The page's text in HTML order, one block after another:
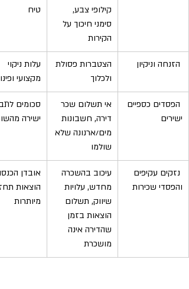
קילופי צבע,
סימני חיכוך על
הקירות
טיח
הצטברות פסולת
ולכלוך
עלות ניקוי
מקצועי
הפסדים כספיים
ישירים
אי תשלום שכר
דירה, חשבונות
מים/ארנונה שלא
שולמו
סכומים
ישירה
נזקים עקיפים
והפסדי שכירות
עיכוב בהשכרה
מחדש, עלויות
שיווק, תשלום
הוצאות בזמן
שהדירה אינה
מושכרת
אובדן
הוצאות
מיותרות